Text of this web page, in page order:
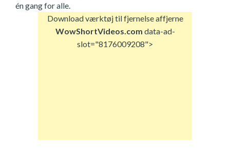
én gang for alle.
Download værktøj til fjernelse affjerne
WowShortVideos.com data-ad-
slot="8176009208">